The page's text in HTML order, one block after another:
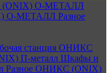
O-МЕТАЛЛ
O-МЕТАЛЛ Разное
станция ОНИКС
П-металл Шкафы и
Разное ОНИКС (ONIX)